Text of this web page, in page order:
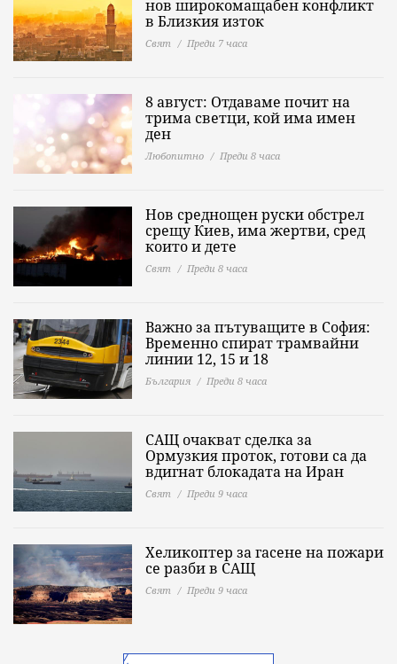
нов широкомащабен конфликт
в Близкия изток
Свят Преди 7 часа
8 август: Отдаваме почит на
трима светци, кой има имен
ден
Любопитно Преди 8 часа
Нов среднощен руски обстрел
срещу Киев, има жертви, сред
които и дете
Свят Преди 8 часа
Важно за пътуващите в София:
Временно спират трамвайни
линии 12, 15 и 18
България Преди 8 часа
САЩ очакват сделка за
Ормузкия проток, готови са да
вдигнат блокадата на Иран
Свят Преди 9 часа
Хеликоптер за гасене на пожари
се разби в САЩ
Свят Преди 9 часа